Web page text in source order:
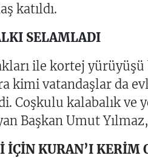
katıldı.
SELAMLADI
ile kortej yürüyüşü
kimi vatandaşlar da
Coşkulu kalabalık ve
Başkan Umut
İÇİN KURAN’I KERİM